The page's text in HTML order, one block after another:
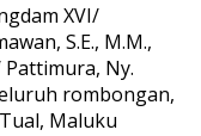
XVI/
S.E., M.M.,
Pattimura, Ny.
rombongan,
Maluku